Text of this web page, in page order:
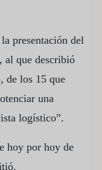
presentación del
al que describió
de los 15 que
una
logístico”.
hoy por hoy de